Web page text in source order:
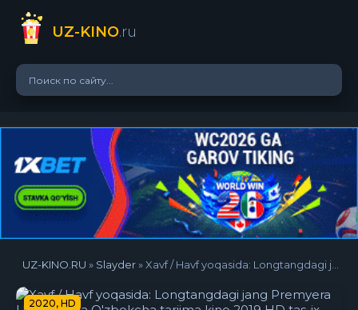
UZ-KINO.ru
UZ-KINO.RU » Slayder» Xavf / Havf yoqasida: Longtangdagi jang Premyera Uzbek tilida O'zbekcha tarjima kino 2019 HD tas-ix skachat
2020, HD